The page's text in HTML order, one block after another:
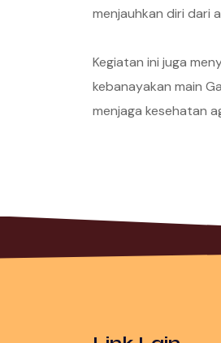
menjauhkan diri dari
Kegiatan ini juga
kebanayakan main
menjaga kesehatan